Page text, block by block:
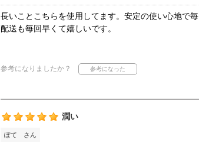
長いことこちらを使用してます。安定の使い心地で毎
配送も毎回早くて嬉しいです。
参考になりましたか？
潤い
ぽて さん